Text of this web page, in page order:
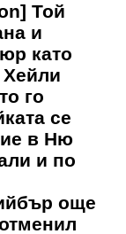
Той
и
като
Хейли
го
се
в Ню
и по
още